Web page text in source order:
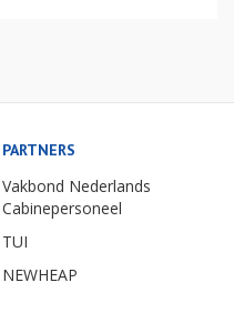
PARTNERS
Vakbond Nederlands
Cabinepersoneel
TUI
NEWHEAP